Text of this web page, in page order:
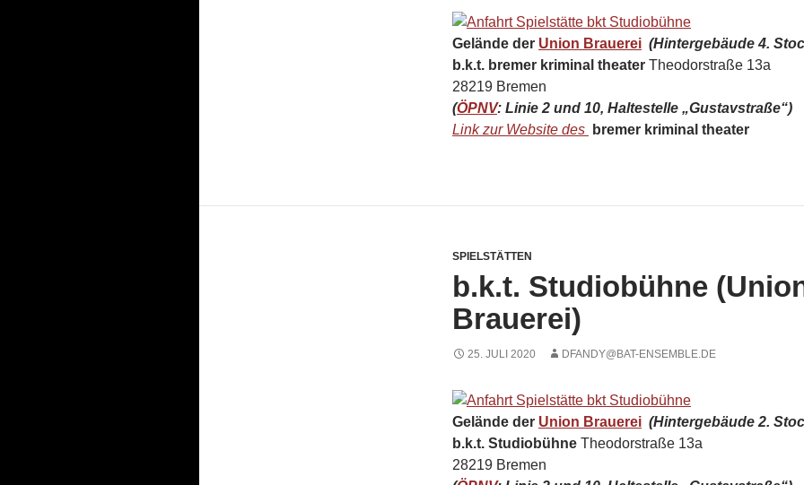
Gelände der Union Brauerei (Hintergebäude 4.
b.k.t. bremer kriminal theater Theodorstraße 13a
28219 Bremen
(ÖPNV: Linie 2 und 10, Haltestelle „Gustavstraße“)
Link zur Website des
bremer kriminal theater
SPIELSTÄTTEN
b.k.t. Studiobühne
Brauerei)
25. JULI 2020 DFANDY@BAT-ENSEMBLE.DE
Gelände der Union Brauerei (Hintergebäude 2.
b.k.t. Studiobühne Theodorstraße 13a
28219 Bremen